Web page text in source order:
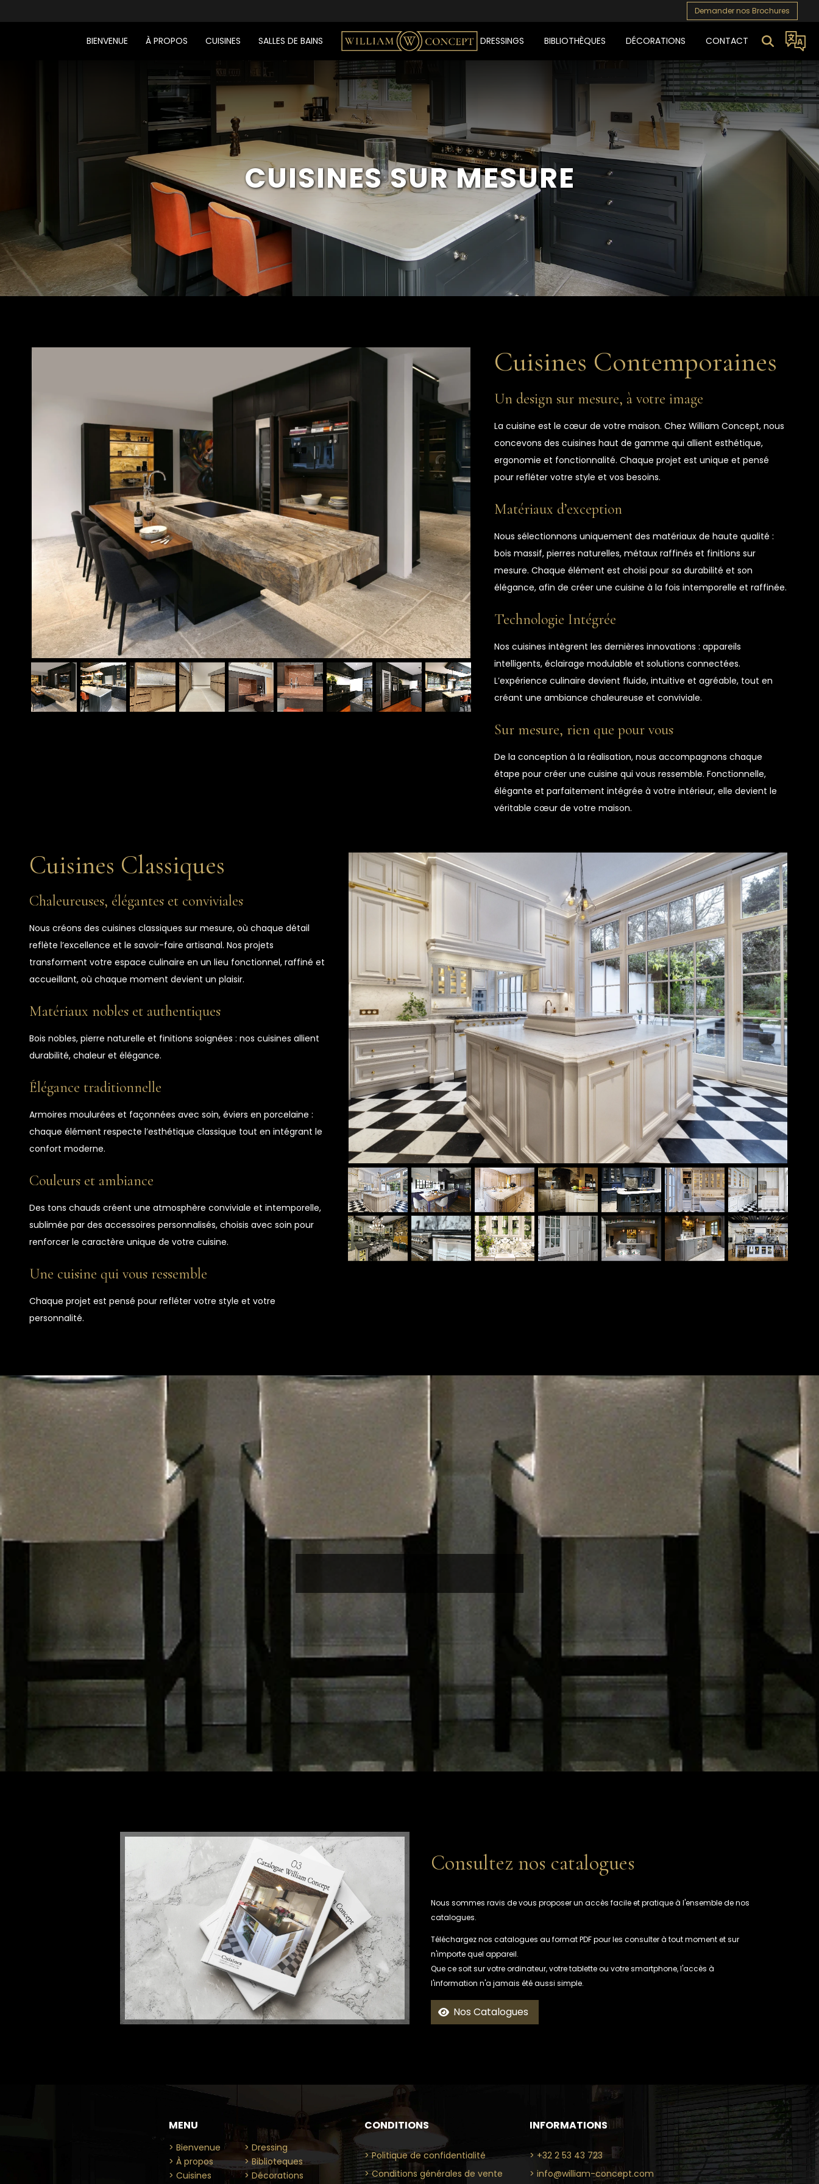
Demander nos Brochures
BIENVENUE À PROPOS CUISINES SALLES DE BAINS DRESSINGS BIBLIOTHÈQUES DÉCORATIONS CONTACT
CUISINESSUR MESURE
Cuisines Contemporaines
Un design sur mesure, à votre image
La cuisine est le cœur de votre maison. Chez William Concept, nous
concevons des cuisines haut de gamme qui allient esthétique,
ergonomie et fonctionnalité. Chaque projet est unique et pensé
pour refléter votre style et vos besoins.
Matériaux d’exception
Nous sélectionnons uniquement des matériaux de haute qualité :
bois massif, pierres naturelles, métaux raffinés et finitions sur
mesure. Chaque élément est choisi pour sa durabilité et son
élégance, afin de créer une cuisine à la fois intemporelle et raffinée.
Technologie Intégrée
Nos cuisines intègrent les dernières innovations : appareils
intelligents, éclairage modulable et solutions connectées.
L’expérience culinaire devient fluide, intuitive et agréable, tout en
créant une ambiance chaleureuse et conviviale.
Sur mesure, rien que pour vous
De la conception à la réalisation, nous accompagnons chaque
étape pour créer une cuisine qui vous ressemble. Fonctionnelle,
élégante et parfaitement intégrée à votre intérieur, elle devient le
véritable cœur de votre maison.
Cuisines Classiques
Chaleureuses, élégantes et conviviales
Nous créons des cuisines classiques sur mesure, où chaque détail
reflète l’excellence et le savoir-faire artisanal. Nos projets
transforment votre espace culinaire en un lieu fonctionnel, raffiné et
accueillant, où chaque moment devient un plaisir.
Matériaux nobles et authentiques
Bois nobles, pierre naturelle et finitions soignées : nos cuisines allient
durabilité, chaleur et élégance.
Élégance traditionnelle
Armoires moulurées et façonnées avec soin, éviers en porcelaine :
chaque élément respecte l’esthétique classique tout en intégrant le
confort moderne.
Couleurs et ambiance
Des tons chauds créent une atmosphère conviviale et intemporelle,
sublimée par des accessoires personnalisés, choisis avec soin pour
renforcer le caractère unique de votre cuisine.
Une cuisine qui vous ressemble
Chaque projet est pensé pour refléter votre style et votre
personnalité.
Consultez nos catalogues
Nous sommes ravis de vous proposer un accès facile et pratique à l'ensemble de nos
catalogues.
Téléchargez nos catalogues au format PDF pour les consulter à tout moment et sur
n'importe quel appareil.
Que ce soit sur votre ordinateur, votre tablette ou votre smartphone, l'accès à
l'information n'a jamais été aussi simple.
Nos Catalogues
MENU
> Bienvenue
> À propos
> Cuisines
> Dressing
> Biblioteques
> Décorations
CONDITIONS
> Politique de confidentialité
> Conditions générales de vente
INFORMATIONS
> +32 2 53 43 723
> info@william-concept.com